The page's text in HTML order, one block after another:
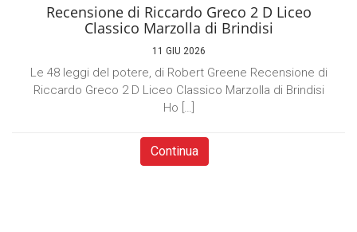
Recensione di Riccardo Greco 2 D Liceo
Classico Marzolla di Brindisi
11 GIU 2026
Le 48 leggi del potere, di Robert Greene Recensione di
Riccardo Greco 2 D Liceo Classico Marzolla di Brindisi
Ho […]
Continua